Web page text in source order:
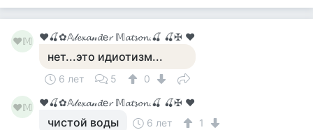
♥𝕄 ♥🍒✿𝔸𝓁𝓮𝔁𝓪𝓃𝓭е𝓻 𝕄𝓪𝓽𝓼𝓸𝓷.🍒 🍒✠ ♥
нет...это идиотизм...
6 лет 5 0
♥𝕄 ♥🍒✿𝔸𝓁𝓮𝔁𝓪𝓃𝓭е𝓻 𝕄𝓪𝓽𝓼𝓸𝓷.🍒 🍒✠ ♥
чистой воды 6 лет 1